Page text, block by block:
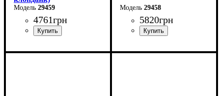
29459
4761грн
Длина: 81,5 (+81,5) см
29458
5820грн
Длина: 100 (+100) см